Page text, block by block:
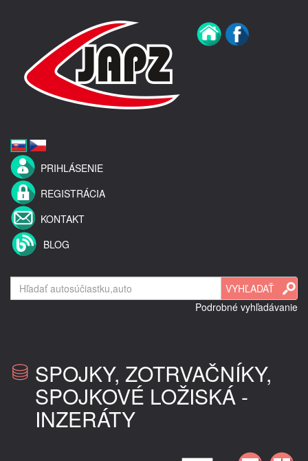
PRIHLÁSENIE
REGISTRÁCIA
KONTAKT
BLOG
Podrobné vyhľadávanie
SPOJKY, ZOTRVAČNÍKY,
SPOJKOVÉ LOŽISKÁ -
INZERÁTY